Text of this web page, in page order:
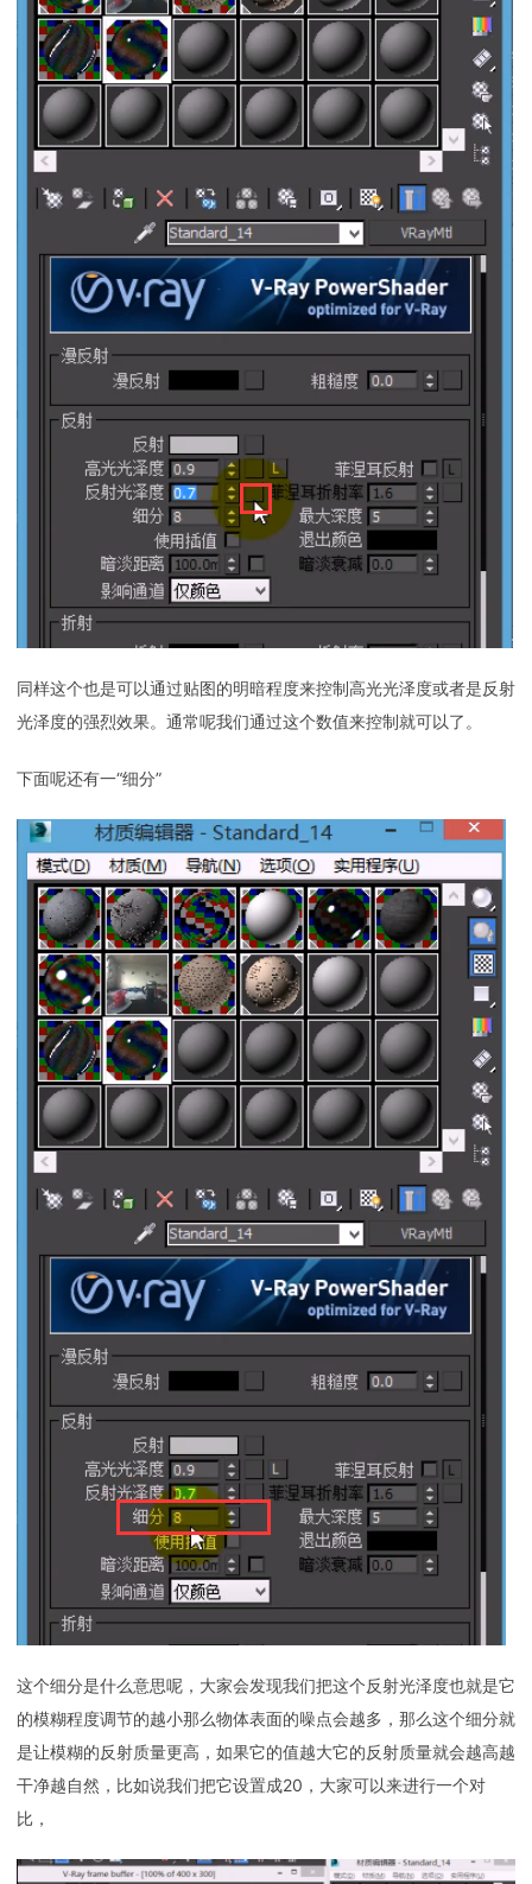
同样这个也是可以通过贴图的明暗程度来控制高光光泽度或者是反射
光泽度的强烈效果。通常呢我们通过这个数值来控制就可以了。
下面呢还有一“细分”
这个细分是什么意思呢，大家会发现我们把这个反射光泽度也就是它
的模糊程度调节的越小那么物体表面的噪点会越多，那么这个细分就
是让模糊的反射质量更高，如果它的值越大它的反射质量就会越高越
干净越自然，比如说我们把它设置成20，大家可以来进行一个对
比，